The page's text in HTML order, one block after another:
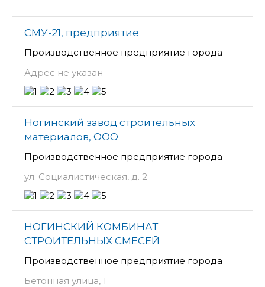
СМУ-21, предприятие
Производственное предприятие города
Адрес не указан
Ногинский завод строительных
материалов, ООО
Производственное предприятие города
ул. Социалистическая, д. 2
НОГИНСКИЙ КОМБИНАТ
СТРОИТЕЛЬНЫХ СМЕСЕЙ
Производственное предприятие города
Бетонная улица, 1